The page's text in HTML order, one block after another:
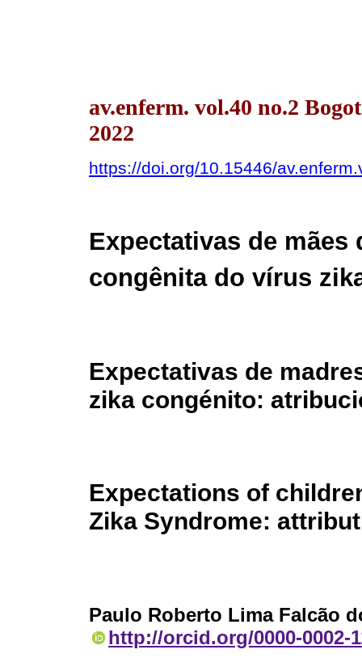
av.enferm. vol.40 no.2
2022
https://doi.org/10.15446/
Expectativas de
congênita do vírus
Expectativas de
zika congénito:
Expectations of
Zika Syndrome:
Paulo Roberto Lima Falcão
http://orcid.org/0000-0002-